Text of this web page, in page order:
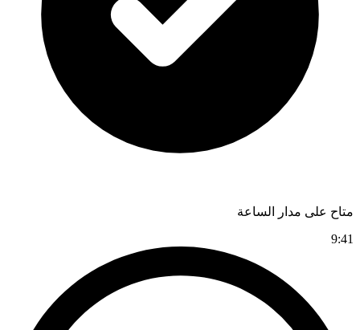
متاح على مدار الساعة
9:41